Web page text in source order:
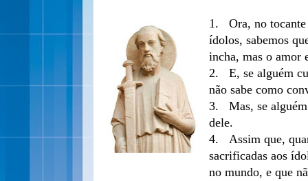
1.
Ora, no
ídolos, sabemos
incha, mas o amor
2.
E, se alguém
não sabe como
3.
Mas, se
dele.
4.
Assim que,
sacrificadas aos
no mundo, e que